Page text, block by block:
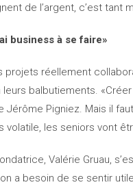
de l’argent, c’est tant
business à se faire»
projets réellement
leurs balbutiements.
Jérôme Pigniez. Mais il
volatile, les seniors vont
Valérie Gruau,
a besoin de se sentir